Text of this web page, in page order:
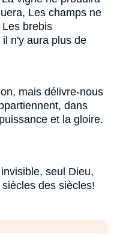
Les champs ne
brebis
n'y aura plus de
mais délivre-nous
dans
et la gloire.
seul Dieu,
des siècles!